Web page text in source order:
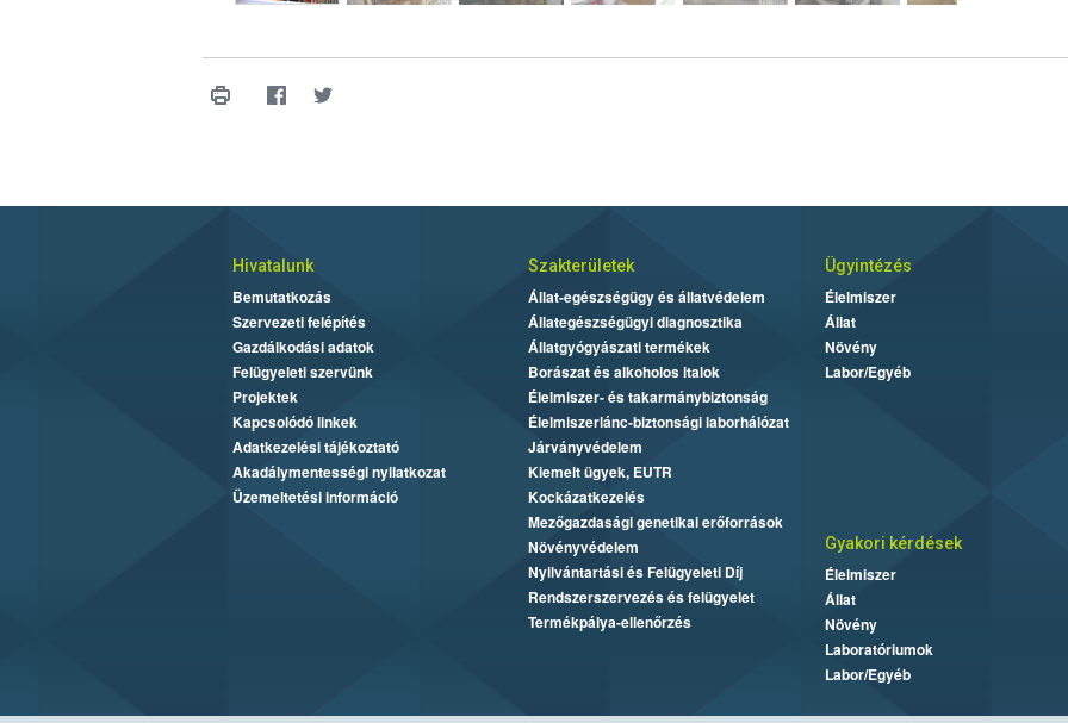
Hivatalunk
Bemutatkozás
Szervezeti felépítés
Gazdálkodási adatok
Felügyeleti szervünk
Projektek
Kapcsolódó linkek
Adatkezelési tájékoztató
Akadálymentességi nyilatkozat
Üzemeltetési információ
Szakterületek
Állat-egészségügy és állatvédelem
Állategészségügyi diagnosztika
Állatgyógyászati termékek
Borászat és alkoholos italok
Élelmiszer- és takarmánybiztonság
Élelmiszerlánc-biztonsági laborhálózat
Járványvédelem
Kiemelt ügyek, EUTR
Kockázatkezelés
Mezőgazdasági genetikai erőforrások
Növényvédelem
Nyilvántartási és Felügyeleti Díj
Rendszerszervezés és felügyelet
Termékpálya-ellenőrzés
Ügyintézés
Élelmiszer
Állat
Növény
Labor/Egyéb
Gyakori kérdések
Élelmiszer
Állat
Növény
Laboratóriumok
Labor/Egyéb